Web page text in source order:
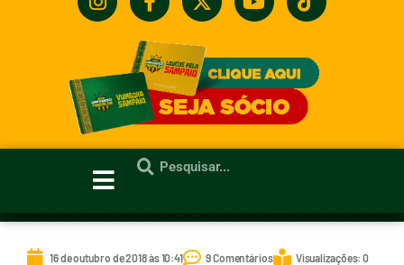
16 de outubro de 2018 às 10:41 9 Comentários Visualizações: 0